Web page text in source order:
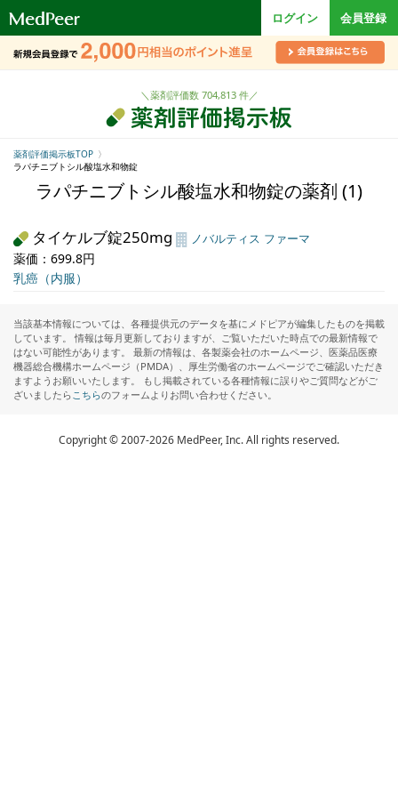
ロ
ゴ
ログイン 会員登録
＼薬剤評価数 704,813 件／
薬剤評価掲示板TOP
ラパチニブトシル酸塩水和物錠
ラパチニブトシル酸塩水和物錠の薬剤 (1)
タイケルブ錠250mg ノバルティス ファーマ
薬価：699.8円
乳癌（内服）
当該基本情報については、各種提供元のデータを基にメドピアが編集したものを掲載
しています。 情報は毎月更新しておりますが、ご覧いただいた時点での最新情報で
はない可能性があります。 最新の情報は、各製薬会社のホームページ、医薬品医療
機器総合機構ホームページ（PMDA）、厚生労働省のホームページでご確認いただき
ますようお願いいたします。 もし掲載されている各種情報に誤りやご質問などがご
ざいましたらこちらのフォームよりお問い合わせください。
Copyright © 2007-2026 MedPeer, Inc. All rights reserved.